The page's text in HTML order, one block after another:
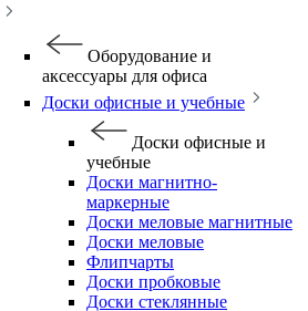
Оборудование и
аксессуары для офиса
Доски офисные и учебные
Доски офисные и
учебные
Доски магнитно-
маркерные
Доски меловые магнитные
Доски меловые
Флипчарты
Доски пробковые
Доски стеклянные